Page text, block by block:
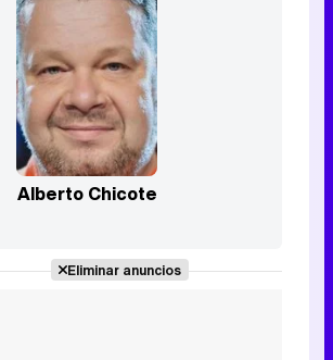
Alberto Chicote
Eliminar anuncios